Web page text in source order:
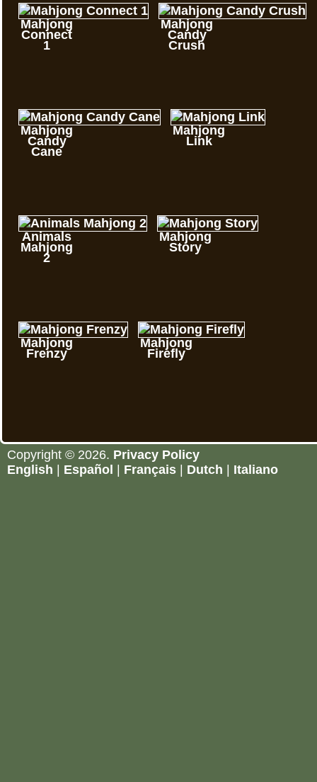
Mahjong
Connect
1
Mahjong
Candy
Crush
Mahjong
Candy
Cane
Mahjong
Link
Animals
Mahjong
2
Mahjong
Story
Mahjong
Frenzy
Mahjong
Firefly
Copyright © 2026. Privacy Policy
English | Español | Français | Dutch | Italiano